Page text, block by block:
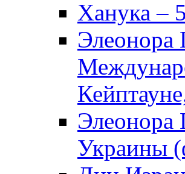
Ханука –
Элеонора
Элеонора
Украины